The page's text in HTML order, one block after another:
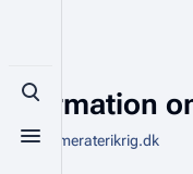
Toggle search
Toggle menu
Information
Fra Kammeraterikrig.dk